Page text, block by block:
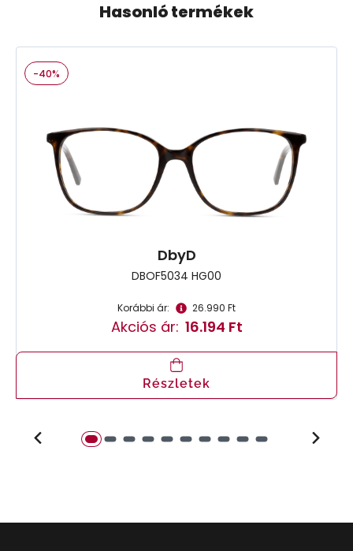
Hasonló termékek
-40%
DbyD
DBOF5034 HG00
Korábbi ár: 26.990 Ft
Akciós ár: 16.194 Ft
Részletek